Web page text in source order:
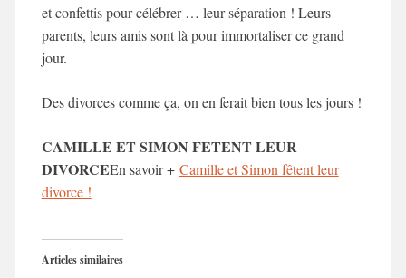
et confettis pour célébrer … leur séparation ! Leurs
parents, leurs amis sont là pour immortaliser ce grand
jour.
Des divorces comme ça, on en ferait bien tous les jours !
CAMILLE ET SIMON FETENT LEUR
DIVORCEEn savoir + Camille et Simon fêtent leur
divorce !
Articles similaires